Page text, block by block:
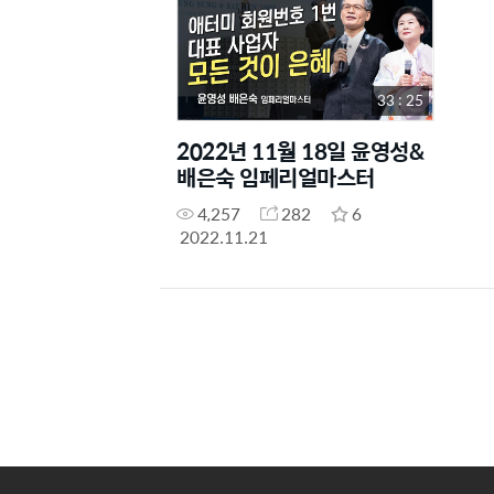
33 : 25
2022년 11월 18일 윤영성&
배은숙 임페리얼마스터
4,257 282
6
2022.11.21